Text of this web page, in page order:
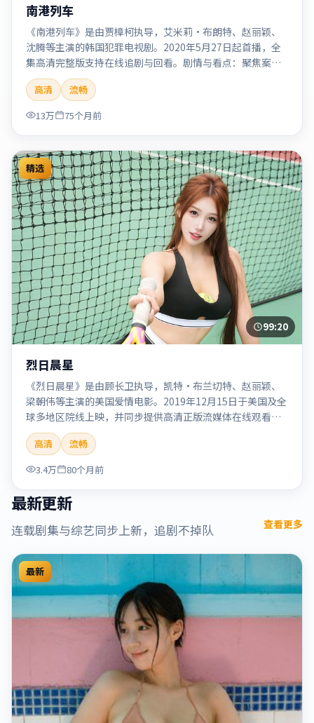
南港列车
《南港列车》是由贾樟柯执导，艾米莉·布朗特、赵丽颖、
沈腾等主演的韩国犯罪电视剧。2020年5月27日起首播，全
集高清完整版支持在线追剧与回看。剧情与看点：聚焦案件
与人性灰色地带，张力十足，兼具社会观察与戏剧冲突。本
片适合检索「南港列车」「贾樟柯」「犯罪」「韩国」
「2020」「2020-05-27上映」等关键词的影迷阅读简介与主
创信息。
高清
流畅
13万
75个月前
精选
99:20
烈日晨星
《烈日晨星》是由顾长卫执导，凯特·布兰切特、赵丽颖、
梁朝伟等主演的美国爱情电影。2019年12月15日于美国及全
球多地区院线上映，并同步提供高清正版流媒体在线观看。
剧情与看点：情感细腻动人，人物关系真实可信，适合喜欢
温情叙事的观众。本片适合检索「烈日晨星」「顾长卫」
「爱情」「美国」「2019」「2019-12-15上映」等关键词的
影迷阅读简介与主创信息。
高清
流畅
3.4万
80个月前
最新更新
连载剧集与综艺同步上新，追剧不掉队 查看更多
最新